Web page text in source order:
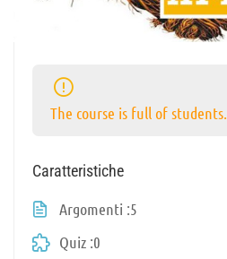
The course is full of students.
Caratteristiche
Argomenti 5
Quiz 0